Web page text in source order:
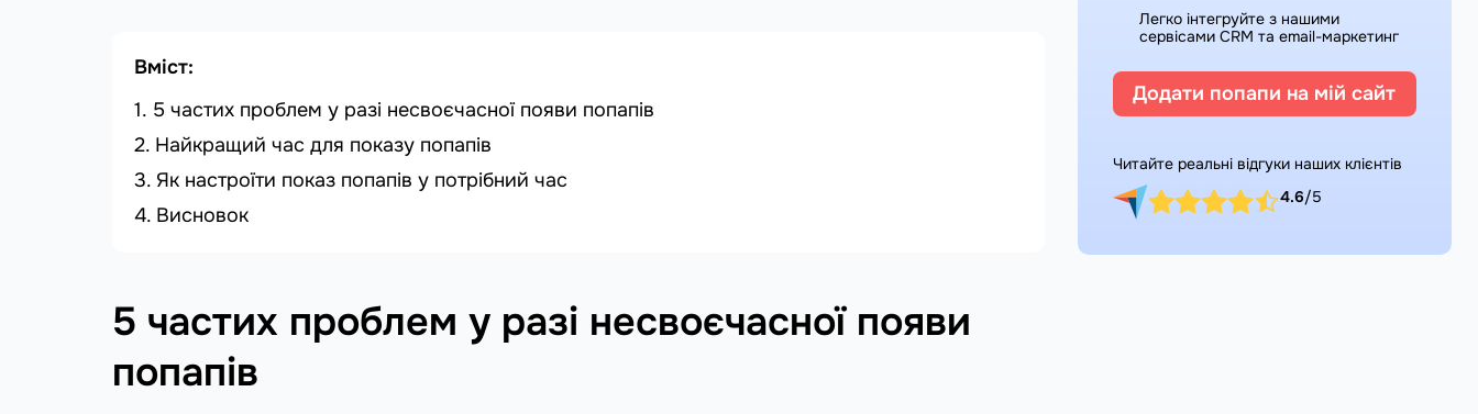
Вміст:
5 частих проблем у разі несвоєчасної появи попапів
Найкращий час для показу попапів
Як настроїти показ попапів у потрібний час
Висновок
5 частих проблем у разі несвоєчасної появи
попапів
Легко інтегруйте з нашими
сервісами CRM та email-маркетинг
Додати попапи на мій сайт
Читайте реальні відгуки наших клієнтів
4.6/5